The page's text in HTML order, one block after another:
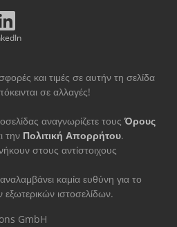
και τιμές σε αυτήν τη σελίδα
σε αλλαγές!
αναγνωρίζετε τους Όρους
την Πολιτική Απορρήτου.
στους αντίστοιχους
καμία ευθύνη για το
ιστοσελίδων.
GmbH